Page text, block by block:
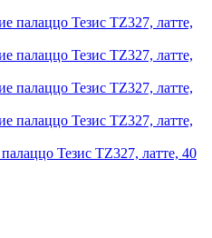
Тезис TZ327, латте, 40